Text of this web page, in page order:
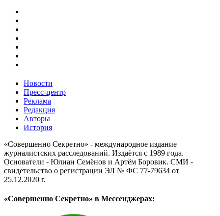
Новости
Пресс-центр
Реклама
Редакция
Авторы
История
«Совершенно Секретно» - международное издание
журналистских расследований. Издаётся с 1989 года.
Основатели - Юлиан Семёнов и Артём Боровик. CМИ -
свидетельство о регистрации ЭЛ № ФС 77-79634 от
25.12.2020 г.
«Совершенно Секретно» в Мессенджерах: